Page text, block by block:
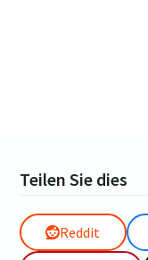
Teilen Sie dies
Reddit